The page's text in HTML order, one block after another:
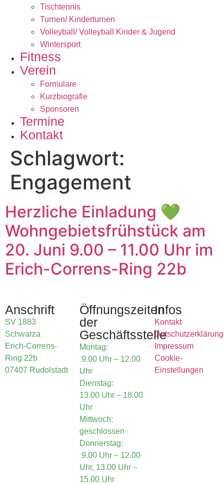
Tischtennis
Turnen/ Kinderturnen
Volleyball/ Volleyball Kinder & Jugend
Wintersport
Fitness
Verein
Formulare
Kurzbiografie
Sponsoren
Termine
Kontakt
Schlagwort:
Engagement
Herzliche Einladung 💚
Wohngebietsfrühstück am
20. Juni 9.00 – 11.00 Uhr im
Erich-Correns-Ring 22b
Anschrift
SV 1883
Schwarza
Erich-Correns-
Ring 22b
07407 Rudolstadt
Öffnungszeiten
der
Geschäftsstelle
Montag:
9.00 Uhr – 12.00
Uhr
Dienstag:
13.00 Uhr – 18.00
Uhr
Mittwoch:
geschlossen
Donnerstag:
9.00 Uhr – 12.00
Uhr, 13.00 Uhr –
15.00 Uhr
Infos
Kontakt
Datschutzerklärung
Impressum
Cookie-
Einstellungen